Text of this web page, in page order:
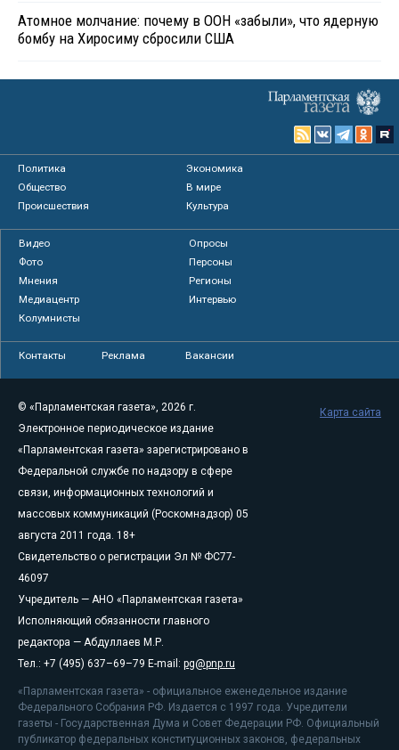
Атомное молчание: почему в ООН «забыли», что ядерную
бомбу на Хиросиму сбросили США
Политика
Экономика
Общество
В мире
Происшествия
Культура
Видео
Опросы
Фото
Персоны
Мнения
Регионы
Медиацентр
Интервью
Колумнисты
Контакты Реклама Вакансии
© «Парламентская газета», 2026 г.
Электронное периодическое издание
«Парламентская газета» зарегистрировано в
Федеральной службе по надзору в сфере
связи, информационных технологий и
массовых коммуникаций (Роскомнадзор) 05
августа 2011 года. 18+
Свидетельство о регистрации Эл № ФС77-
46097
Учредитель — АНО «Парламентская газета»
Исполняющий обязанности главного
редактора — Абдуллаев М.Р.
Тел.: +7 (495) 637–69–79 E-mail: pg@pnp.ru
«Парламентская газета» - официальное еженедельное издание
Федерального Собрания РФ. Издается с 1997 года. Учредители
газеты - Государственная Дума и Совет Федерации РФ. Официальный
публикатор федеральных конституционных законов, федеральных
Карта сайта